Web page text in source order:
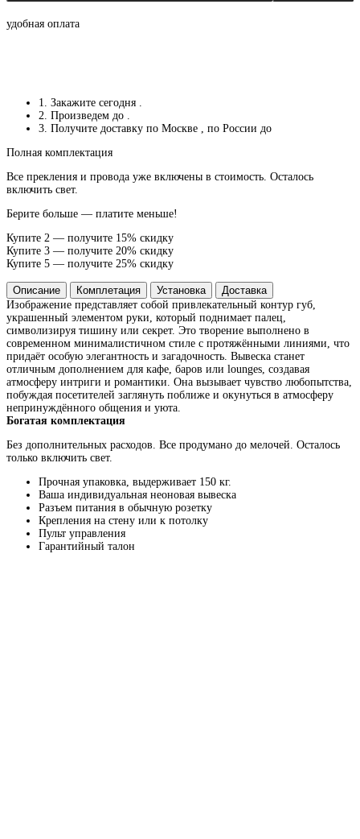
удобная оплата
1. Закажите сегодня
2. Произведем до
3. Получите доставку по Москве
, по России до
Полная комплектация
Все прекления и провода уже включены в стоимость. Осталось
включить свет.
Берите больше — платите меньше!
Купите 2 — получите 15% скидку
Купите 3 — получите 20% скидку
Купите 5 — получите 25% скидку
Описание Комплетация Установка
Доставка
Изображение представляет собой привлекательный контур губ,
украшенный элементом руки, который поднимает палец,
символизируя тишину или секрет. Это творение выполнено в
современном минималистичном стиле с протяжёнными линиями, что
придаёт особую элегантность и загадочность. Вывеска станет
отличным дополнением для кафе, баров или lounges, создавая
атмосферу интриги и романтики. Она вызывает чувство любопытства,
побуждая посетителей заглянуть поближе и окунуться в атмосферу
непринуждённого общения и уюта.
Богатая комплектация
Без дополнительных расходов. Все продумано до мелочей. Осталось
только включить свет.
Прочная упаковка, выдерживает 150 кг.
Ваша индивидуальная неоновая вывеска
Разъем питания в обычную розетку
Крепления на стену или к потолку
Пульт управления
Гарантийный талон